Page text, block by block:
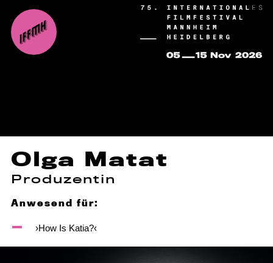
Olga Matat
Produzentin
Anwesend für:
›How Is Katia?‹